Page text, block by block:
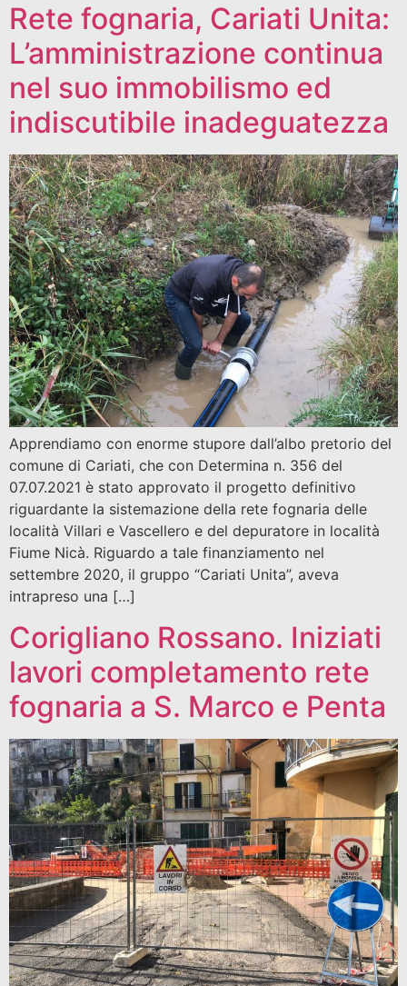
Rete fognaria, Cariati Unita:
L’amministrazione continua
nel suo immobilismo ed
indiscutibile inadeguatezza
Apprendiamo con enorme stupore dall’albo pretorio del
comune di Cariati, che con Determina n. 356 del
07.07.2021 è stato approvato il progetto definitivo
riguardante la sistemazione della rete fognaria delle
località Villari e Vascellero e del depuratore in località
Fiume Nicà. Riguardo a tale finanziamento nel
settembre 2020, il gruppo “Cariati Unita”, aveva
intrapreso una […]
Corigliano Rossano. Iniziati
lavori completamento rete
fognaria a S. Marco e Penta